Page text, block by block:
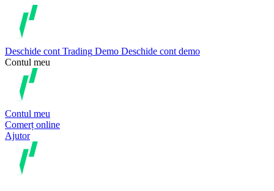
Deschide cont Trading Demo Deschide cont demo
Contul meu
Contul meu
Comerț online
Ajutor